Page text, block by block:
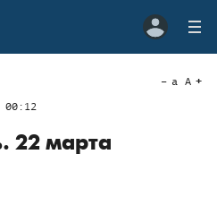
00:12
a A
22 марта